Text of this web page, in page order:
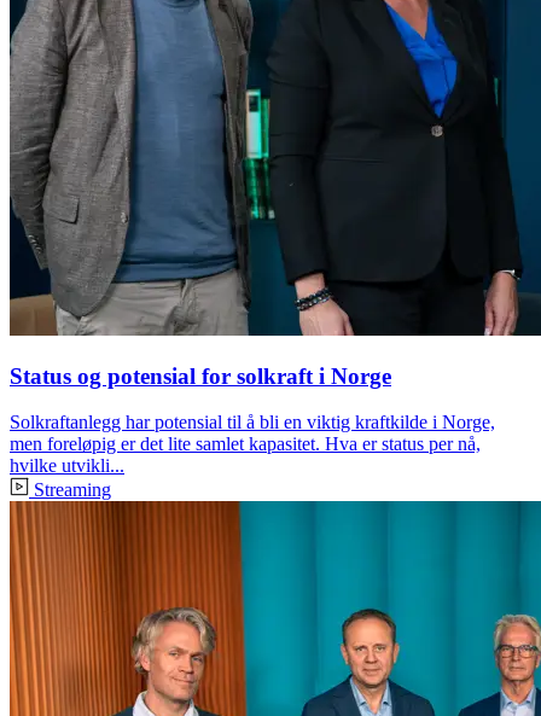
Status og potensial for solkraft i Norge
Solkraftanlegg har potensial til å bli en viktig kraftkilde i Norge,
men foreløpig er det lite samlet kapasitet. Hva er status per nå,
hvilke utvikli...
Streaming